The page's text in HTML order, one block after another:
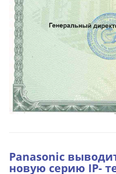
Panasonic
новую серию IP-